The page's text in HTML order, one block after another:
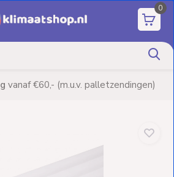
0
vanaf €60,- (m.u.v. palletzendingen)